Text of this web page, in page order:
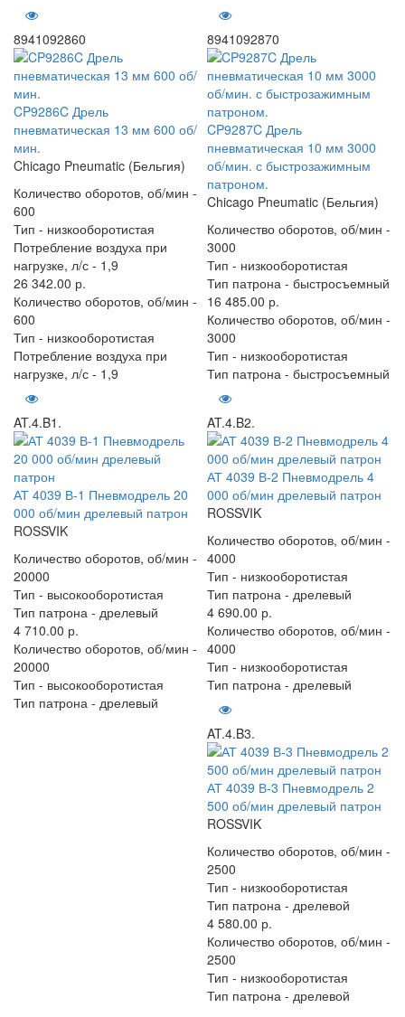
8941092860
CP9286C Дрель
пневматическая 13 мм 600 об/
мин.
Chicago Pneumatic (Бельгия)
Количество оборотов, об/мин -
600
Тип - низкооборотистая
Потребление воздуха при
нагрузке, л/с - 1,9
26 342.00 р.
Количество оборотов, об/мин -
600
Тип - низкооборотистая
Потребление воздуха при
нагрузке, л/с - 1,9
8941092870
CP9287C Дрель
пневматическая 10 мм 3000
об/мин. с быстрозажимным
патроном.
Chicago Pneumatic (Бельгия)
Количество оборотов, об/мин -
3000
Тип - низкооборотистая
Тип патрона - быстросъемный
16 485.00 р.
Количество оборотов, об/мин -
3000
Тип - низкооборотистая
Тип патрона - быстросъемный
AT.4.B1.
АТ 4039 В-1 Пневмодрель 20
000 об/мин дрелевый патрон
ROSSVIK
Количество оборотов, об/мин -
20000
Тип - высокооборотистая
Тип патрона - дрелевый
4 710.00 р.
Количество оборотов, об/мин -
20000
Тип - высокооборотистая
Тип патрона - дрелевый
AT.4.B2.
АТ 4039 В-2 Пневмодрель 4
000 об/мин дрелевый патрон
ROSSVIK
Количество оборотов, об/мин -
4000
Тип - низкооборотистая
Тип патрона - дрелевый
4 690.00 р.
Количество оборотов, об/мин -
4000
Тип - низкооборотистая
Тип патрона - дрелевый
AT.4.B3.
АТ 4039 В-3 Пневмодрель 2
500 об/мин дрелевый патрон
ROSSVIK
Количество оборотов, об/мин -
2500
Тип - низкооборотистая
Тип патрона - дрелевой
4 580.00 р.
Количество оборотов, об/мин -
2500
Тип - низкооборотистая
Тип патрона - дрелевой